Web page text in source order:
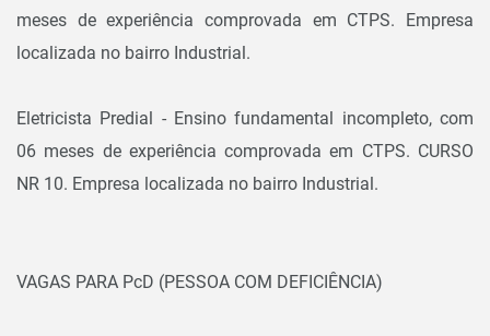
meses de experiência comprovada em CTPS. Empresa
localizada no bairro Industrial.
Eletricista Predial - Ensino fundamental incompleto, com
06 meses de experiência comprovada em CTPS. CURSO
NR 10. Empresa localizada no bairro Industrial.
VAGAS PARA PcD (PESSOA COM DEFICIÊNCIA)